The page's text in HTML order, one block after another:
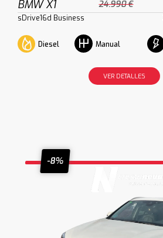
BMW X1 24.990 €
sDrive16d Business
Diesel Manual
VER DETALLES
-8%